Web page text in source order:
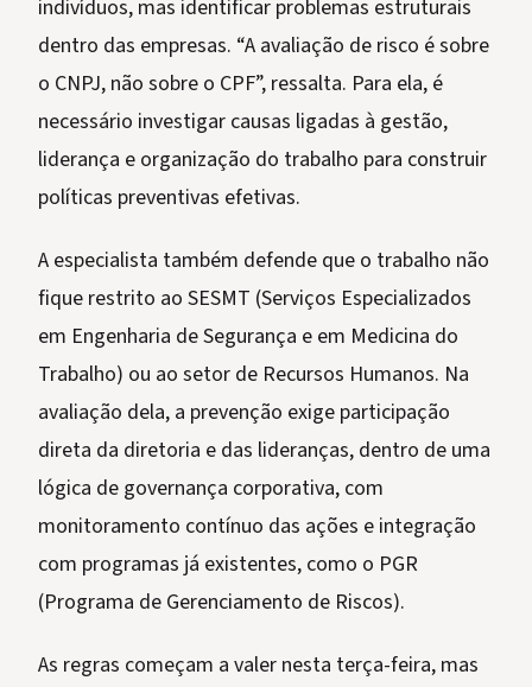
indivíduos, mas identificar problemas estruturais
dentro das empresas. “A avaliação de risco é sobre
o CNPJ, não sobre o CPF”, ressalta. Para ela, é
necessário investigar causas ligadas à gestão,
liderança e organização do trabalho para construir
políticas preventivas efetivas.
A especialista também defende que o trabalho não
fique restrito ao SESMT (Serviços Especializados
em Engenharia de Segurança e em Medicina do
Trabalho) ou ao setor de Recursos Humanos. Na
avaliação dela, a prevenção exige participação
direta da diretoria e das lideranças, dentro de uma
lógica de governança corporativa, com
monitoramento contínuo das ações e integração
com programas já existentes, como o PGR
(Programa de Gerenciamento de Riscos).
As regras começam a valer nesta terça-feira, mas